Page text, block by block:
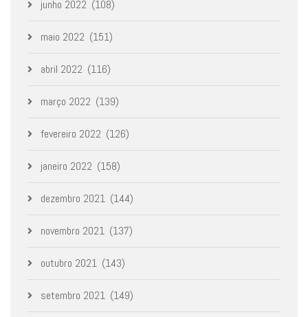
junho 2022 (108)
maio 2022 (151)
abril 2022 (116)
março 2022 (139)
fevereiro 2022 (126)
janeiro 2022 (158)
dezembro 2021 (144)
novembro 2021 (137)
outubro 2021 (143)
setembro 2021 (149)